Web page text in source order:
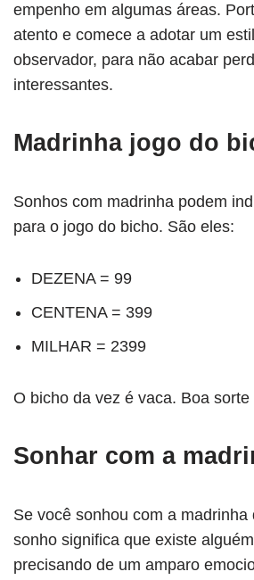
empenho em algumas áreas.
atento e comece a adotar um
observador, para não acabar
interessantes.
Madrinha jogo do
Sonhos com madrinha podem
para o jogo do bicho. São eles:
DEZENA = 99
CENTENA = 399
MILHAR = 2399
O bicho da vez é vaca. Boa
Sonhar com a
Se você sonhou com a madrinha
sonho significa que existe
precisando de um amparo